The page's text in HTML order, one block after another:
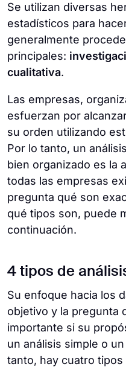
Se utilizan diversas
estadísticos para
generalmente
principales:
cualitativa.
Las empresas,
esfuerzan por
su orden utilizando
Por lo tanto, un
bien organizado es la
todas las empresas
pregunta qué son
qué tipos son, puede
continuación.
4 tipos de
Su enfoque hacia los
objetivo y la pregunta
importante si su
un análisis simple o
tanto, hay cuatro